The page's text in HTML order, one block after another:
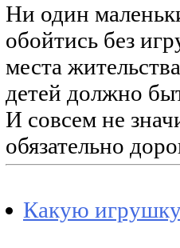
Ни один
обойтись без
места
детей должно
И совсем не
обязательно
Какую